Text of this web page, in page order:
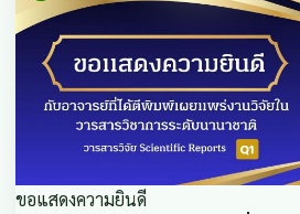
ขอแสดงความยินดี